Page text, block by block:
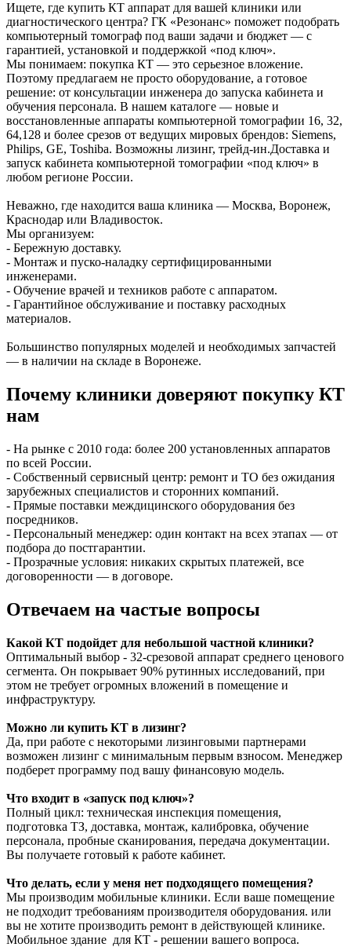
Ищете, где купить КТ аппарат для вашей клиники или
диагностического центра? ГК «Резонанс» поможет подобрать
компьютерный томограф под ваши задачи и бюджет — с
гарантией, установкой и поддержкой «под ключ».
Мы понимаем: покупка КТ — это серьезное вложение.
Поэтому предлагаем не просто оборудование, а готовое
решение: от консультации инженера до запуска кабинета и
обучения персонала. В нашем каталоге — новые и
восстановленные аппараты компьютерной томографии 16, 32,
64,128 и более срезов от ведущих мировых брендов: Siemens,
Philips, GE, Toshiba. Возможны лизинг, трейд-ин.Доставка и
запуск кабинета компьютерной томографии «под ключ» в
любом регионе России.
Неважно, где находится ваша клиника — Москва, Воронеж,
Краснодар или Владивосток.
Мы организуем:
- Бережную доставку.
- Монтаж и пуско-наладку сертифицированными
инженерами.
- Обучение врачей и техников работе с аппаратом.
- Гарантийное обслуживание и поставку расходных
материалов.
Большинство популярных моделей и необходимых запчастей
— в наличии на складе в Воронеже.
Почему клиники доверяют покупку КТ
нам
- На рынке с 2010 года: более 200 установленных аппаратов
по всей России.
- Собственный сервисный центр: ремонт и ТО без ожидания
зарубежных специалистов и сторонних компаний.
- Прямые поставки междицинского оборудования без
посредников.
- Персональный менеджер: один контакт на всех этапах — от
подбора до постгарантии.
- Прозрачные условия: никаких скрытых платежей, все
договоренности — в договоре.
Отвечаем на частые вопросы
Какой КТ подойдет для небольшой частной клиники?
Оптимальный выбор - 32-срезовой аппарат среднего ценового
сегмента. Он покрывает 90% рутинных исследований, при
этом не требует огромных вложений в помещение и
инфраструктуру.
Можно ли купить КТ в лизинг?
Да, при работе с некоторыми лизинговыми партнерами
возможен лизинг с минимальным первым взносом. Менеджер
подберет программу под вашу финансовую модель.
Что входит в «запуск под ключ»?
Полный цикл: техническая инспекция помещения,
подготовка ТЗ, доставка, монтаж, калибровка, обучение
персонала, пробные сканирования, передача документации.
Вы получаете готовый к работе кабинет.
Что делать, если у меня нет подходящего помещения?
Мы производим мобильные клиники. Если ваше помещение
не подходит требованиям производителя оборудования. или
вы не хотите производить ремонт в действующей клинике.
Мобильное здание для КТ - решении вашего вопроса.